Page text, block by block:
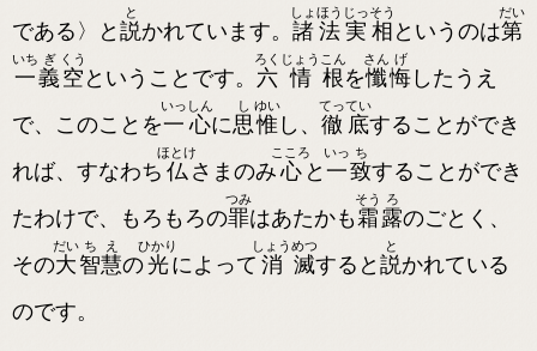
である〉と 説
と
かれています。 諸
しょ
法
ほう
実
じっ
相
そう
というのは第
だい
一
いち
義
ぎ
空
くう
ということです。 六
ろく
情
じょう
根
こん
を懺
さん
悔
げ
したうえ
で、このことを一
いっ
心
しん
に思
し
惟
ゆい
し、 徹
てっ
底
てい
することができ
れば、すなわち 仏
ほとけ
さまのみ心
こころ
と 一
いっ
致
ち
することができ
たわけで、もろもろの罪
つみ
はあたかも霜
そう
露
ろ
のごとく、
その大
だい
智
ち
慧
え
の光
ひかり
によって 消
しょう
滅
めつ
すると 説
と
かれている
のです。